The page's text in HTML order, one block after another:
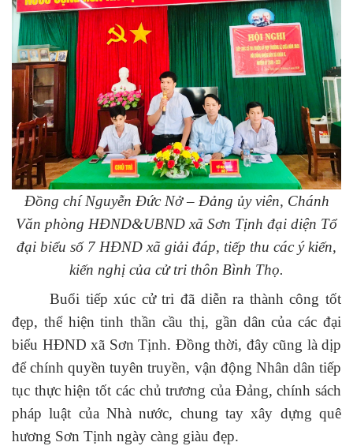
Đồng chí Nguyễn Đức Nở – Đảng ủy viên, Chánh
Văn phòng HĐND&UBND xã Sơn Tịnh đại diện Tổ
đại biểu số 7 HĐND xã giải đáp, tiếp thu các ý kiến,
kiến nghị của cử tri thôn Bình Thọ.
Buổi tiếp xúc cử tri đã diễn ra thành công tốt
đẹp, thể hiện tinh thần cầu thị, gần dân của các đại
biểu HĐND xã Sơn Tịnh. Đồng thời, đây cũng là dịp
để chính quyền tuyên truyền, vận động Nhân dân tiếp
tục thực hiện tốt các chủ trương của Đảng, chính sách
pháp luật của Nhà nước, chung tay xây dựng quê
hương Sơn Tịnh ngày càng giàu đẹp.